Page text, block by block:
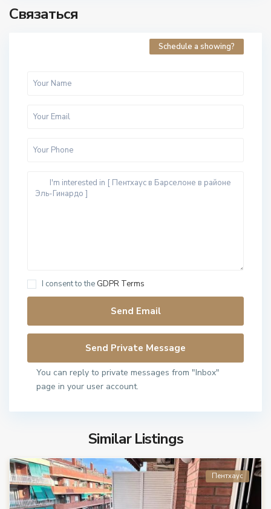
Связаться
Schedule a showing?
I consent to the GDPR Terms
You can reply to private messages from "Inbox"
page in your user account.
Similar Listings
Пентхаус